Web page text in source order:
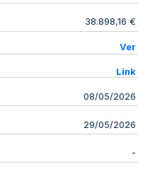
38.898,16 €
Ver
Link
08/05/2026
29/05/2026
-